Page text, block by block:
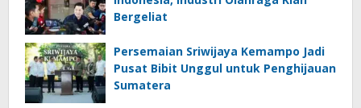
Bergeliat
Persemaian Sriwijaya Kemampo Jadi
Pusat Bibit Unggul untuk Penghijauan
Sumatera